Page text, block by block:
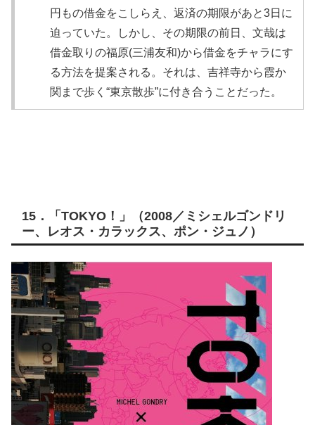
円もの借金をこしらえ、返済の期限があと3日に
迫っていた。しかし、その期限の前日、文哉は
借金取りの福原(三浦友和)から借金をチャラにす
る方法を提案される。それは、吉祥寺から霞か
関まで歩く“東京散歩”に付き合うことだった。
15．「TOKYO！」（2008／ミシェルゴンドリ
ー、レオス・カラックス、ポン・ジュノ）